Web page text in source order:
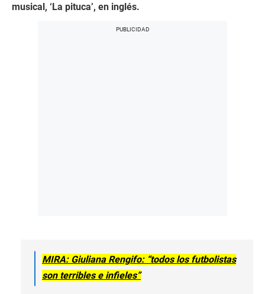
musical, ‘La pituca’, en inglés.
MIRA: Giuliana Rengifo: “todos los futbolistas
son terribles e infieles”